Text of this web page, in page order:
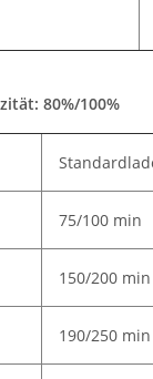
80%/100%
75/100 min
150/200 min
190/250 min